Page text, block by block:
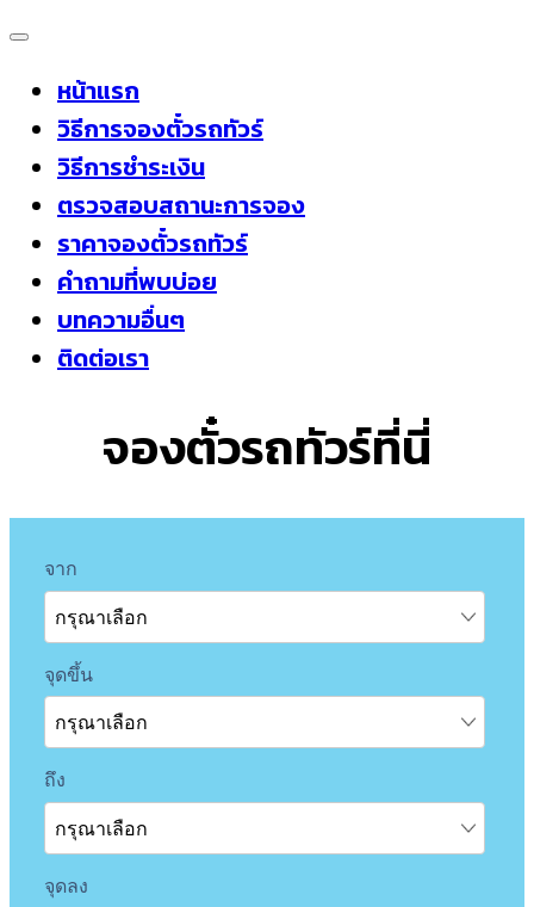
Skip
contentหน้าแรก
วิธีการจองตั๋วรถทัวร์
วิธีการชำระเงิน
ตรวจสอบสถานะการจอง
ราคาจองตั๋วรถทัวร์
คำถามที่พบบ่อย
บทความอื่นๆ
ติดต่อเรา
จองตั๋วรถทัวร์ที่นี่